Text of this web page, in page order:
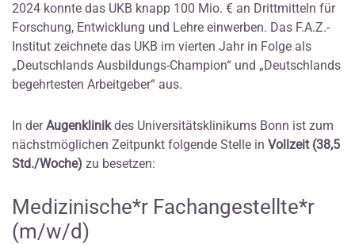
2024 konnte das UKB knapp 100 Mio. € an Drittmitteln für
Forschung, Entwicklung und Lehre einwerben. Das F.A.Z.-
Institut zeichnete das UKB im vierten Jahr in Folge als
„Deutschlands Ausbildungs-Champion“ und „Deutschlands
begehrtesten Arbeitgeber“ aus.
In derAugenklinikdes Universitätsklinikums Bonn ist zum
nächstmöglichen Zeitpunkt folgende Stelle in Vollzeit (38,5
Std./Woche) zu besetzen:
Medizinische*r Fachangestellte*r
(m/w/d)